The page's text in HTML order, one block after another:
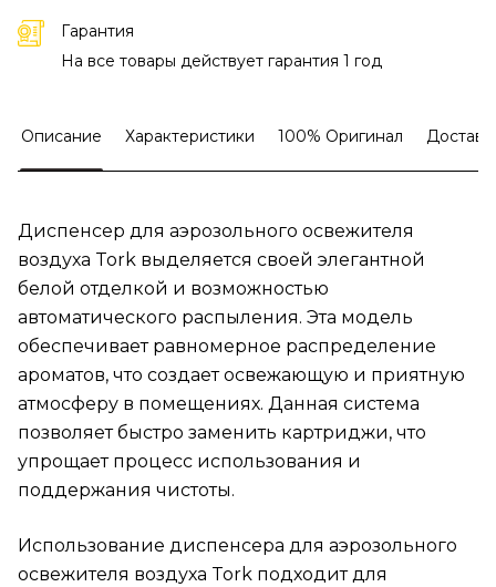
Гарантия
На все товары действует гарантия 1 год
Описание Характеристики 100% Оригинал
Диспенсер для аэрозольного освежителя
воздуха Tork выделяется своей элегантной
белой отделкой и возможностью
автоматического распыления. Эта модель
обеспечивает равномерное распределение
ароматов, что создает освежающую и приятную
атмосферу в помещениях. Данная система
позволяет быстро заменить картриджи, что
упрощает процесс использования и
поддержания чистоты.
Использование диспенсера для аэрозольного
освежителя воздуха Tork подходит для